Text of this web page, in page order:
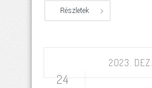
Részletek
2023.
24